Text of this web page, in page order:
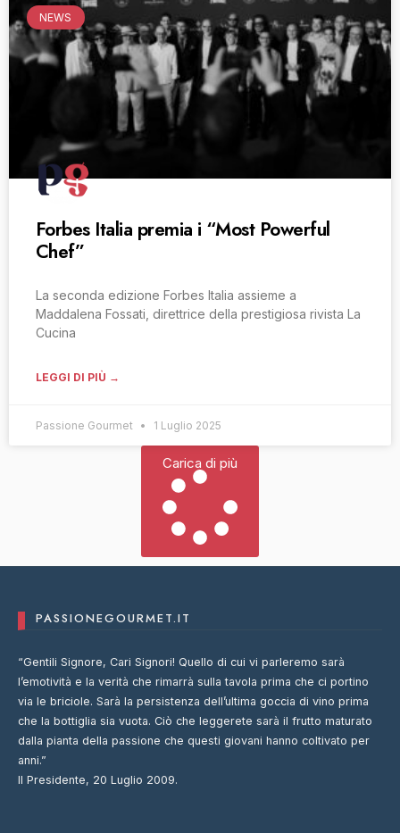
NEWS
Forbes Italia premia i “Most Powerful
Chef”
La seconda edizione Forbes Italia assieme a
Maddalena Fossati, direttrice della prestigiosa rivista La
Cucina
LEGGI DI PIÙ →
Passione Gourmet 1 Luglio 2025
Carica di più
PASSIONEGOURMET.IT
“Gentili Signore, Cari Signori! Quello di cui vi parleremo sarà
l’emotività e la verità che rimarrà sulla tavola prima che ci portino
via le briciole. Sarà la persistenza dell’ultima goccia di vino prima
che la bottiglia sia vuota. Ciò che leggerete sarà il frutto maturato
dalla pianta della passione che questi giovani hanno coltivato per
anni.”
Il Presidente, 20 Luglio 2009.